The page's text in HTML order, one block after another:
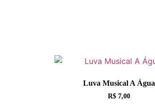
Luva Musical A Água
R$7,00